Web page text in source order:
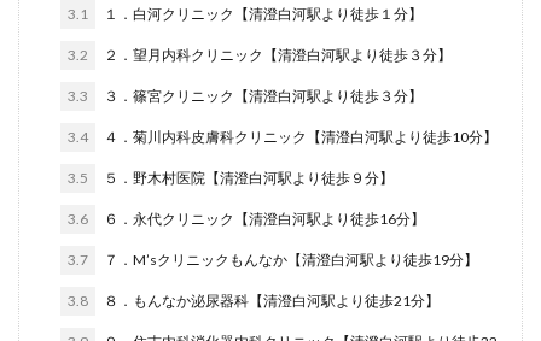
3.1 １．白河クリニック【清澄白河駅より徒歩１分】
3.2 ２．望月内科クリニック【清澄白河駅より徒歩３分】
3.3 ３．篠宮クリニック【清澄白河駅より徒歩３分】
3.4 ４．菊川内科皮膚科クリニック【清澄白河駅より徒歩10分】
3.5 ５．野木村医院【清澄白河駅より徒歩９分】
3.6 ６．永代クリニック【清澄白河駅より徒歩16分】
3.7 ７．M’sクリニックもんなか【清澄白河駅より徒歩19分】
3.8 ８．もんなか泌尿器科【清澄白河駅より徒歩21分】